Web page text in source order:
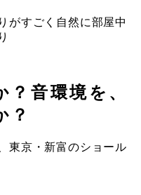
がすごく自然に部屋中
？音環境を、
？
東京・新富のショール